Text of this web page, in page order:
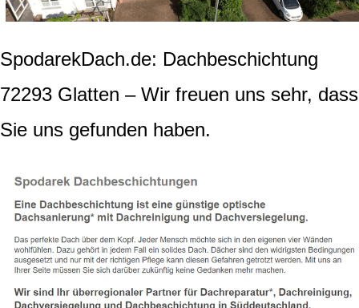
SpodarekDach.de: Dachbeschichtung
72293 Glatten – Wir freuen uns sehr, dass
Sie uns gefunden haben.